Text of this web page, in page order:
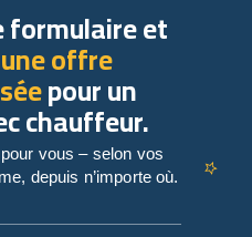
formulaire et
offre
pour un
chauffeur.
vous – selon vos
depuis n’importe où.